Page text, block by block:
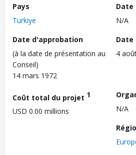
Pays
Turkiye
Date
N/A
Date d'approbation
(à la date de présentation au
Conseil)
14 mars 1972
Date
4
Coût total du projet 1
USD 0.00 millions
N/A